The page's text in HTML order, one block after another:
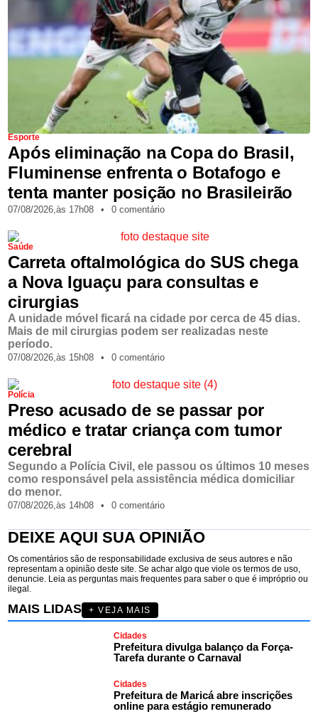
Esporte
Após eliminação na Copa do Brasil,
Fluminense enfrenta o Botafogo e
tenta manter posição no Brasileirão
07/08/2026,às 17h08 • 0 comentário
Saúde
Carreta oftalmológica do SUS chega
a Nova Iguaçu para consultas e
cirurgias
A unidade móvel ficará na cidade por cerca de 45 dias.
Mais de mil cirurgias podem ser realizadas neste
período.
07/08/2026,às 15h08 • 0 comentário
Polícia
Preso acusado de se passar por
médico e tratar criança com tumor
cerebral
Segundo a Polícia Civil, ele passou os últimos 10 meses
como responsável pela assistência médica domiciliar
do menor.
07/08/2026,às 14h08 • 0 comentário
DEIXE AQUI SUA OPINIÃO
Os comentários são de responsabilidade exclusiva de seus autores e não
representam a opinião deste site. Se achar algo que viole os termos de uso,
denuncie. Leia as perguntas mais frequentes para saber o que é impróprio ou
ilegal.
MAIS LIDAS + VEJA MAIS
Cidades
Prefeitura divulga balanço da Força-
Tarefa durante o Carnaval
Cidades
Prefeitura de Maricá abre inscrições
online para estágio remunerado